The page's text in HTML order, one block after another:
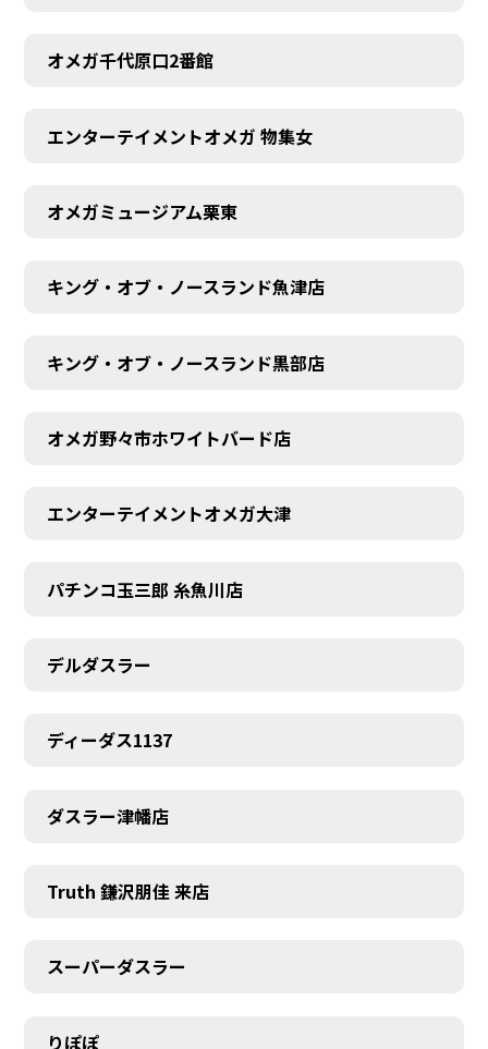
オメガ千代原口2番館
エンターテイメントオメガ 物集女
オメガミュージアム栗東
キング・オブ・ノースランド魚津店
キング・オブ・ノースランド黒部店
オメガ野々市ホワイトバード店
エンターテイメントオメガ大津
パチンコ玉三郎 糸魚川店
デルダスラー
ディーダス1137
ダスラー津幡店
Truth 鎌沢朋佳 来店
スーパーダスラー
りぽぽ